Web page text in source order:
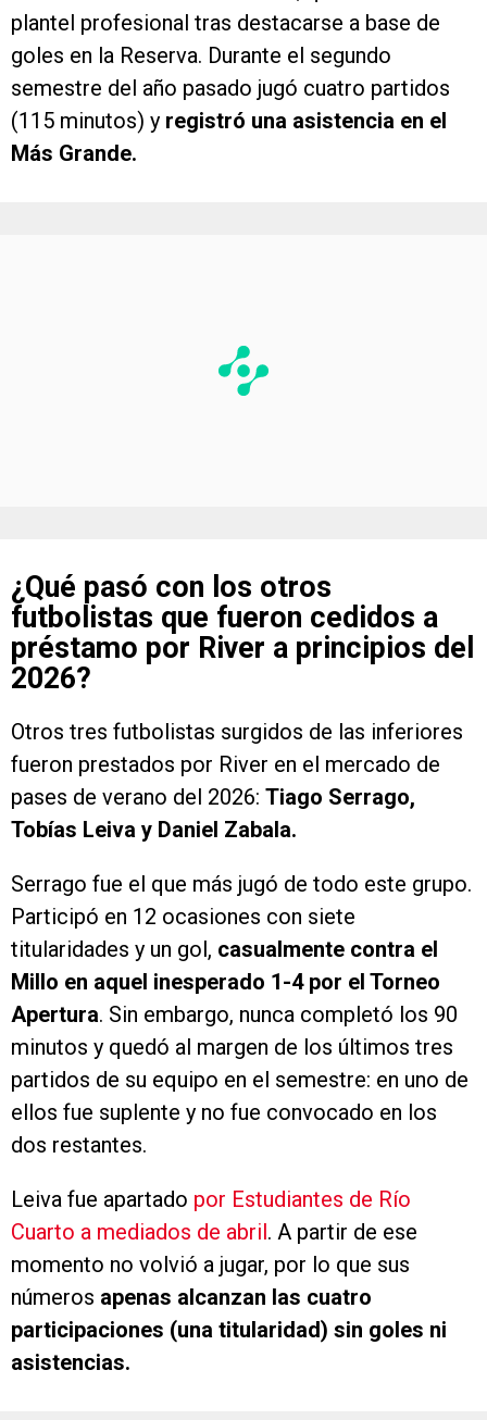
plantel profesional tras destacarse a base de
goles en la Reserva. Durante el segundo
semestre del año pasado jugó cuatro partidos
(115 minutos) y registró una asistencia en el
Más Grande.
¿Qué pasó con los otros
futbolistas que fueron cedidos a
préstamo por River a principios del
2026?
Otros tres futbolistas surgidos de las inferiores
fueron prestados por River en el mercado de
pases de verano del 2026: Tiago Serrago,
Tobías Leiva y Daniel Zabala.
Serrago fue el que más jugó de todo este grupo.
Participó en 12 ocasiones con siete
titularidades y un gol, casualmente contra el
Millo en aquel inesperado 1-4 por el Torneo
Apertura. Sin embargo, nunca completó los 90
minutos y quedó al margen de los últimos tres
partidos de su equipo en el semestre: en uno de
ellos fue suplente y no fue convocado en los
dos restantes.
Leiva fue apartado por Estudiantes de Río
Cuarto a mediados de abril. A partir de ese
momento no volvió a jugar, por lo que sus
números apenas alcanzan las cuatro
participaciones (una titularidad) sin goles ni
asistencias.